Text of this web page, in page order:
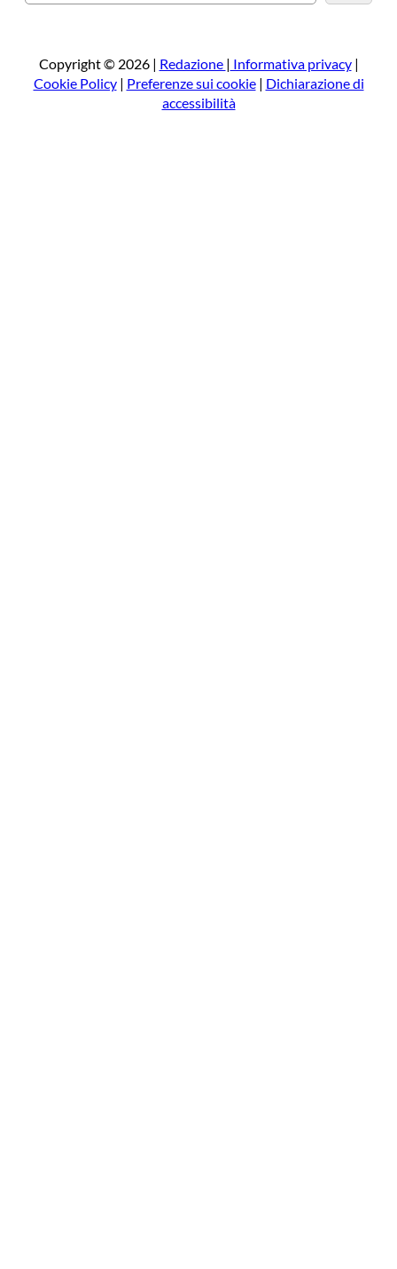
a
Copyright © 2026 | Redazione | Informativa privacy|
Cookie Policy| Preferenze sui cookie| Dichiarazione di
accessibilità